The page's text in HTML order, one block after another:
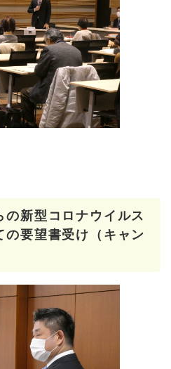
の新型コロナウイルス
の要望書受け（キャン